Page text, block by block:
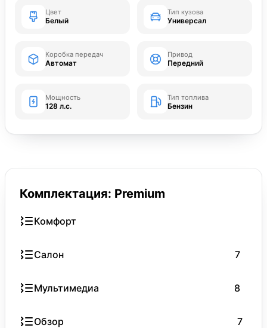
Цвет
Белый
Тип кузова
Универсал
Коробка передач
Автомат
Привод
Передний
Мощность
128 л.с.
Тип топлива
Бензин
Комплектация: Premium
Комфорт
Салон 7
Мультимедиа 8
Обзор 7